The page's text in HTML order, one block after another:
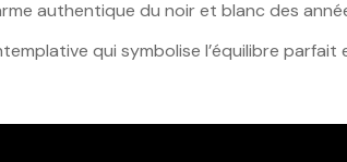
authentique du noir et blanc des
qui symbolise l’équilibre